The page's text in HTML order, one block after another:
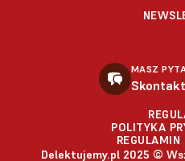
MASZ
POLITYKA
REGULAMIN
Delektujemy.pl 2025 ©